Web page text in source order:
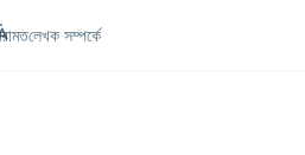
লেখক সম্পর্কে